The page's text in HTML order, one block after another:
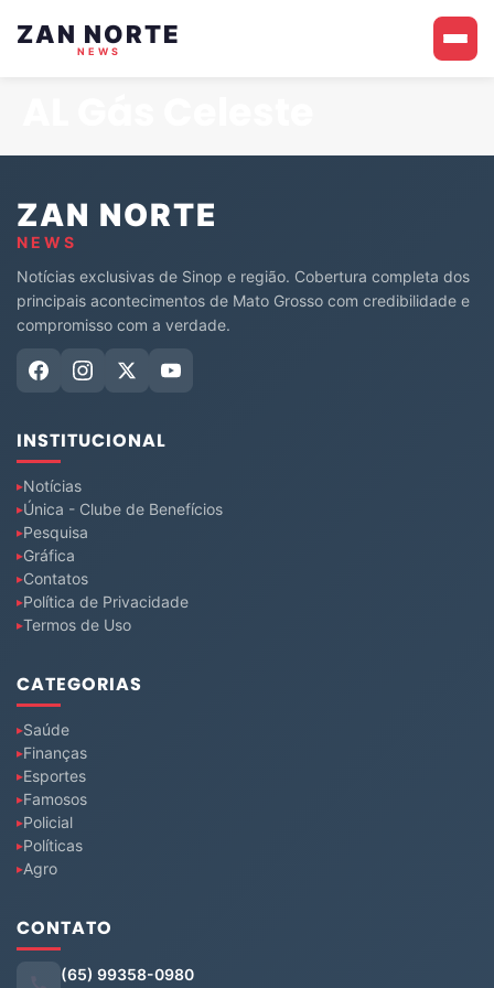
ZAN NORTE
NEWS
ZAN NORTE
NEWS
Notícias exclusivas de Sinop e região. Cobertura completa dos
principais acontecimentos de Mato Grosso com credibilidade e
compromisso com a verdade.
INSTITUCIONAL
Notícias
Única - Clube de Benefícios
Pesquisa
Gráfica
Contatos
Política de Privacidade
Termos de Uso
CATEGORIAS
Saúde
Finanças
Esportes
Famosos
Policial
Políticas
Agro
CONTATO
(65) 99358-0980